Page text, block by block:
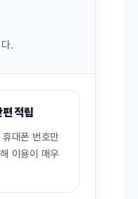
.
적립
대폰 번호만
이용이 매우